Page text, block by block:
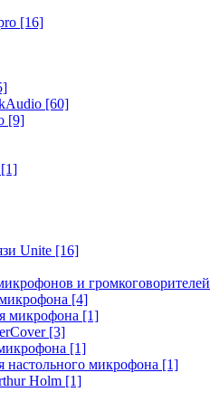
[16]
[60]
[9]
[1]
Unite [16]
и громкоговорителей
[4]
микрофона [1]
[3]
[1]
настольного микрофона [1]
Holm [1]